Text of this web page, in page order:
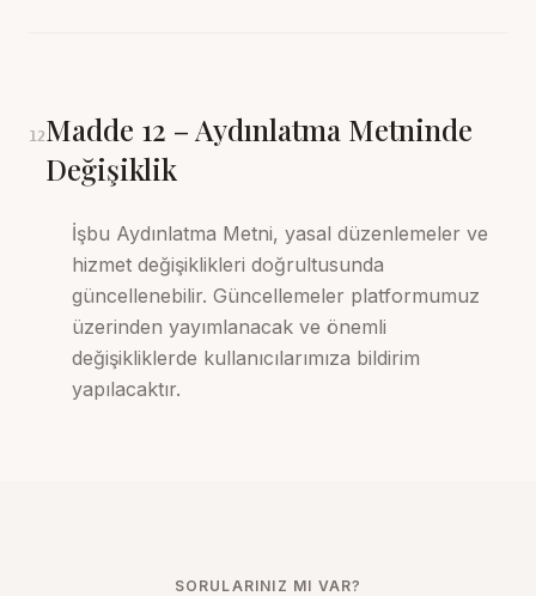
12Madde 12 – Aydınlatma Metninde
Değişiklik
İşbu Aydınlatma Metni, yasal düzenlemeler ve
hizmet değişiklikleri doğrultusunda
güncellenebilir. Güncellemeler platformumuz
üzerinden yayımlanacak ve önemli
değişikliklerde kullanıcılarımıza bildirim
yapılacaktır.
SORULARINIZ MI VAR?